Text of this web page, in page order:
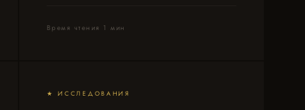
Время чтения 1 мин
★ ИССЛЕДОВАНИЯ